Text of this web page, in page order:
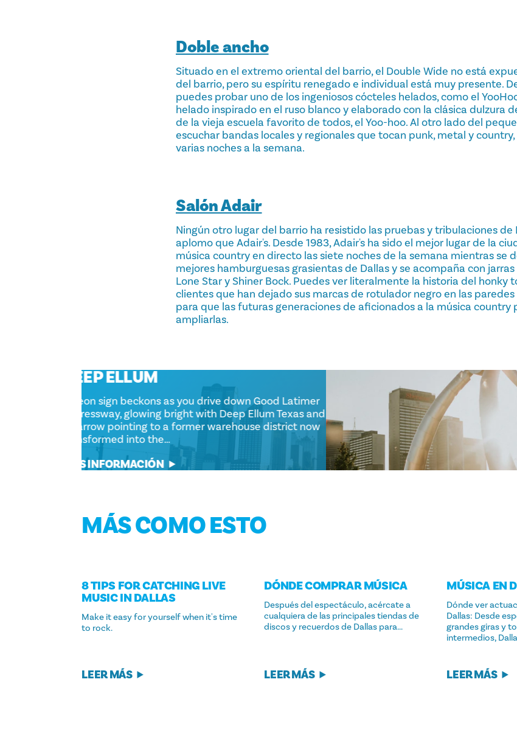
Doble ancho
Situado en el extremo oriental del barrio, el Double Wide no está
del barrio, pero su espíritu renegado e individual está muy presente.
puedes probar uno de los ingeniosos cócteles helados, como el
helado inspirado en el ruso blanco y elaborado con la clásica dulzura
de la vieja escuela favorito de todos, el Yoo-hoo. Al otro lado del
escuchar bandas locales y regionales que tocan punk, metal y
varias noches a la semana.
Salón Adair
Ningún otro lugar del barrio ha resistido las pruebas y tribulaciones de
aplomo que Adair's. Desde 1983, Adair's ha sido el mejor lugar de la
música country en directo las siete noches de la semana mientras se
mejores hamburguesas grasientas de Dallas y se acompaña con
Lone Star y Shiner Bock. Puedes ver literalmente la historia del honky
clientes que han dejado sus marcas de rotulador negro en las
para que las futuras generaciones de aficionados a la música country
ampliarlas.
DEEP ELLUM
A neon sign beckons as you drive down Good Latimer
Expressway, glowing bright with Deep Ellum Texas and
an arrow pointing to a former warehouse district now
transformed into the…
MÁS INFORMACIÓN
MÁS COMO ESTO
8 TIPS FOR CATCHING LIVE
MUSIC IN DALLAS
Make it easy for yourself when it's time
to rock.
LEER MÁS
DÓNDE COMPRAR MÚSICA
Después del espectáculo, acércate a
cualquiera de las principales tiendas de
discos y recuerdos de Dallas para...
LEER MÁS
MÚSICA EN
Dónde ver
Dallas: Desde
grandes giras y
intermedios,
LEER MÁS